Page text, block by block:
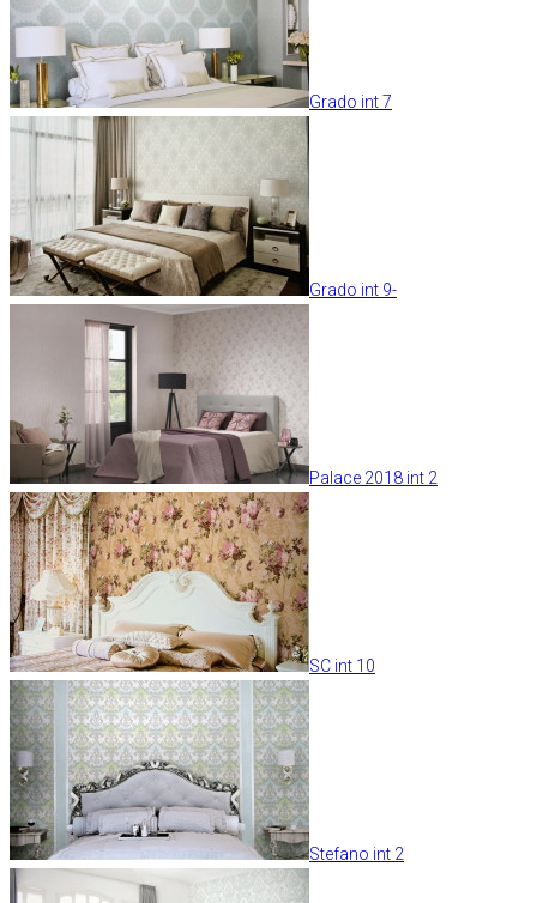
Grado int 7
Grado int 9-
Palace 2018 int 2
SC int 10
Stefano int 2